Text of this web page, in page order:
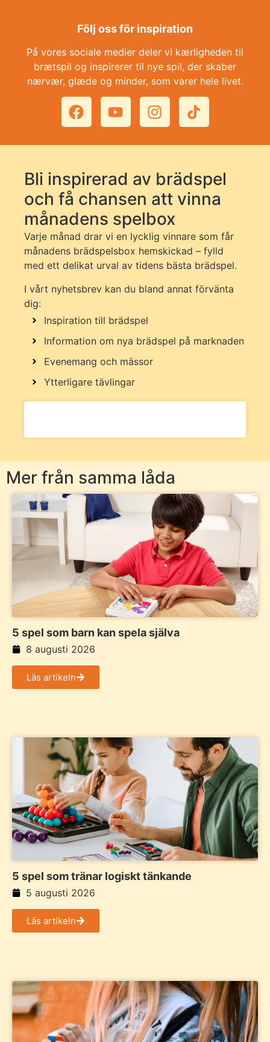
Följ oss för inspiration
På vores sociale medier deler vi kærligheden til
brætspil og inspirerer til nye spil, der skaber
nærvær, glæde og minder, som varer hele livet.
Bli inspirerad av brädspel
och få chansen att vinna
månadens spelbox
Varje månad drar vi en lycklig vinnare som får
månadens brädspelsbox hemskickad – fylld
med ett delikat urval av tidens bästa brädspel.
I vårt nyhetsbrev kan du bland annat förvänta
dig:
Inspiration till brädspel
Information om nya brädspel på marknaden
Evenemang och mässor
Ytterligare tävlingar
Mer från samma låda
5 spel som barn kan spela själva
8 augusti 2026
Läs artikeln
5 spel som tränar logiskt tänkande
5 augusti 2026
Läs artikeln